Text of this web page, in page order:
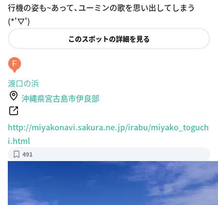
行機の姿も~あって、ユーミンの歌を思い出してしまう
(*'▽')
このスポットの詳細を見る
F
渡口の浜
沖縄県宮古島市伊良部
http://miyakonavi.sakura.ne.jp/irabu/miyako_toguch
i.html
491